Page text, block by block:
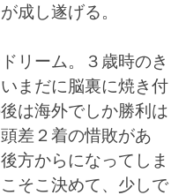
成し遂げる。
リーム。３歳時のき
まだに脳裏に焼き付
は海外でしか勝利は
差２着の惜敗があ
方からになってしま
そこ決めて、少しで